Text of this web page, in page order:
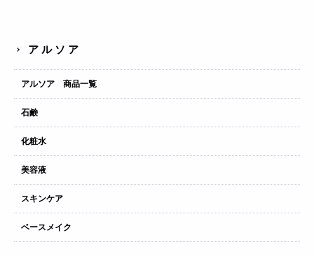
アルソア
アルソア 商品一覧
石鹸
化粧水
美容液
スキンケア
ベースメイク